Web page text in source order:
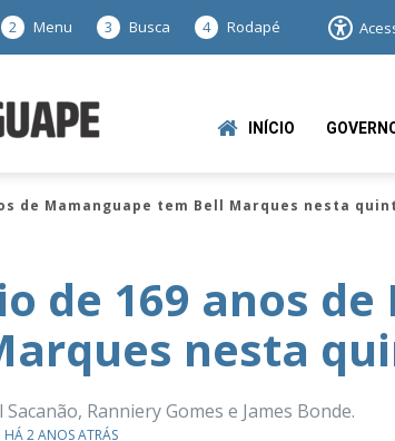
2 Menu 3 Busca 4 Rodapé
Mamanguape
INÍCIO
de Mamanguape tem Bell Marques nesta
de 169 anos
nesta
Ranniery Gomes e James Bonde.
2 ANOS ATRÁS